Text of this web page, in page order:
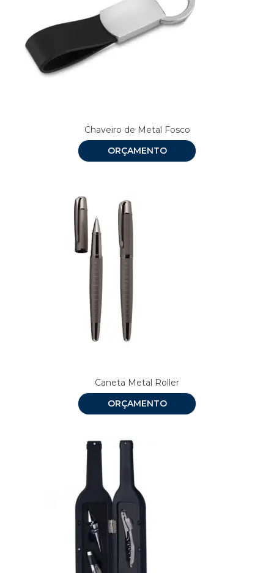
Chaveiro de Metal Fosco
ORÇAMENTO
Caneta Metal Roller
ORÇAMENTO